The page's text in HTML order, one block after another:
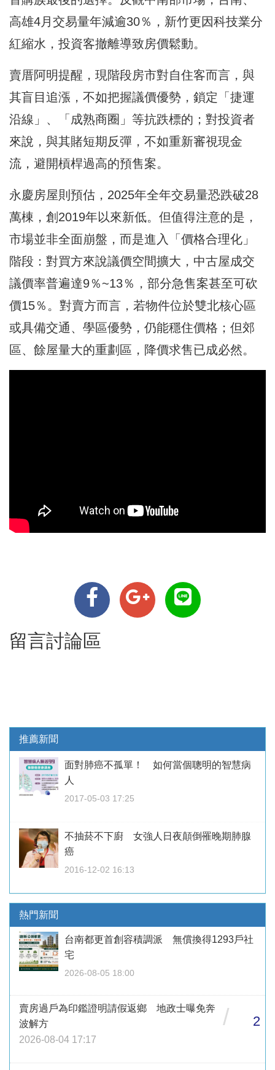
高雄4月交易量年減逾30％，新竹更因科技業分
紅縮水，投資客撤離導致房價鬆動。
賣厝阿明提醒，現階段房市對自住客而言，與
其盲目追漲，不如把握議價優勢，鎖定「捷運
沿線」、「成熟商圈」等抗跌標的；對投資者
來說，與其賭短期反彈，不如重新審視現金
流，避開槓桿過高的預售案。
永慶房屋則預估，2025年全年交易量恐跌破28
萬棟，創2019年以來新低。但值得注意的是，
市場並非全面崩盤，而是進入「價格合理化」
階段：對買方來說議價空間擴大，中古屋成交
議價率普遍達9％~13％，部分急售案甚至可砍
價15％。對賣方而言，若物件位於雙北核心區
或具備交通、學區優勢，仍能穩住價格；但郊
區、餘屋量大的重劃區，降價求售已成必然。
留言討論區
推薦新聞
面對肺癌不孤單！ 如何當個聰明的智慧病
人
2017-05-03 17:25
不抽菸不下廚 女強人日夜顛倒罹晚期肺腺
癌
2016-12-02 16:13
熱門新聞
台南都更首創容積調派 無償換得1293戶社
宅
2026-08-05 18:00
賣房過戶為印鑑證明請假返鄉 地政士曝免奔
波解方
2026-08-04 17:17
/ 2